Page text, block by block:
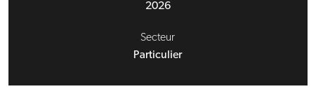
2026
Secteur
Particulier